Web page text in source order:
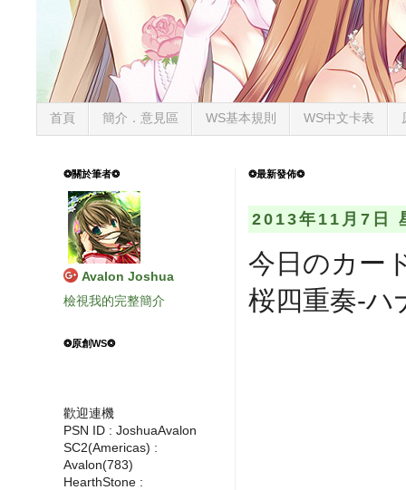
首頁 簡介．意見區 WS基本規則 WS中文卡表
❂最新發佈❂
2013年11月7日
今日のカー
桜四重奏-ハ
❂關於筆者❂
Avalon Joshua
檢視我的完整簡介
❂原創WS❂
歡迎連機
PSN ID : JoshuaAvalon
SC2(Americas) :
Avalon(783)
HearthStone :